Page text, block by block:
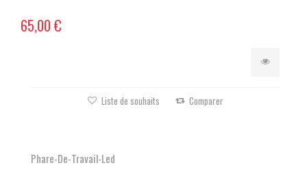
65,00 €
Liste de souhaits Comparer
Phare-De-Travail-Led